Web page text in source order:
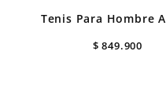
Tenis Para Hombre
$ 849.900